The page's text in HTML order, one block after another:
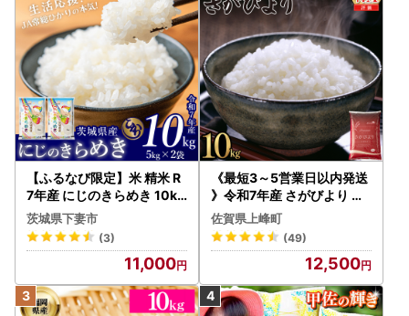
【ふるなび限定】米 精米 R
7年産 にじのきらめき 10kg
10月 FN-Limited-PR
茨城県下妻市
(3)
11,000
《最短3～5営業日以内発送
》令和7年産 さがびより 佐
賀県産（精米）10kg
佐賀県上峰町
(49)
12,500